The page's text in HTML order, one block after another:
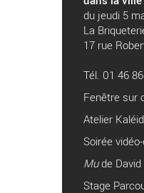
du jeudi 5
La
17 rue
Tél. 01 46
Fenêtre sur
Atelier
Soirée
Mude David
Stage